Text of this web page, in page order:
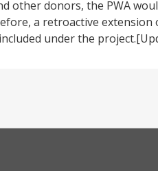
other donors, the PWA
a retroactive
under the